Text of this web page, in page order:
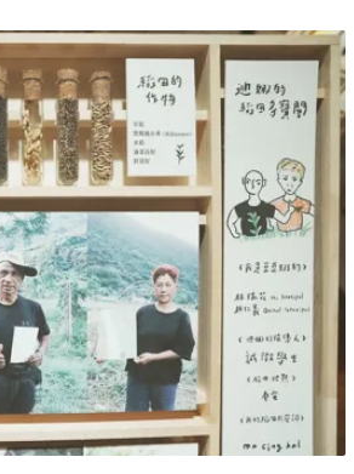
Tina為當地布農族對女性長輩的尊
鵪鶉蛋，和自己種的Mumu豆並排。
農語『鵪鶉』的意思，它的花紋就跟
不可或缺的作物，會與排骨一起煮，
資深耆老，見證過早期祖先在山上，